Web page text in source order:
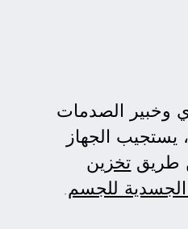
وخبير الصدمات
الجهاز
طريق تخزين
للجسم.